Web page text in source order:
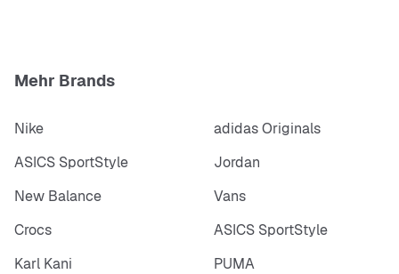
Air Jordan Logodetails
Mehr Brands
Nike
adidas Originals
ASICS SportStyle
Jordan
New Balance
Vans
Crocs
ASICS SportStyle
Karl Kani
PUMA